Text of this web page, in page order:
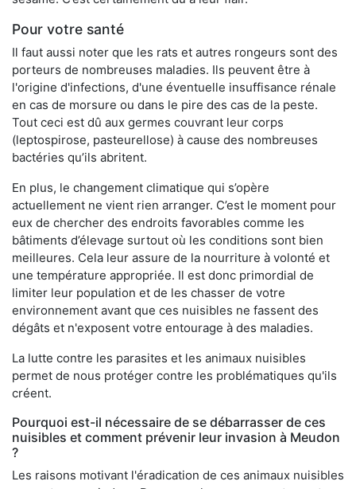
Pour votre santé
Il faut aussi noter que les rats et autres rongeurs sont des
porteurs de nombreuses maladies. Ils peuvent être à
l'origine d'infections, d'une éventuelle insuffisance rénale
en cas de morsure ou dans le pire des cas de la peste.
Tout ceci est dû aux germes couvrant leur corps
(leptospirose, pasteurellose) à cause des nombreuses
bactéries qu’ils abritent.
En plus, le changement climatique qui s’opère
actuellement ne vient rien arranger. C’est le moment pour
eux de chercher des endroits favorables comme les
bâtiments d’élevage surtout où les conditions sont bien
meilleures. Cela leur assure de la nourriture à volonté et
une température appropriée. Il est donc primordial de
limiter leur population et de les chasser de votre
environnement avant que ces nuisibles ne fassent des
dégâts et n'exposent votre entourage à des maladies.
La lutte contre les parasites et les animaux nuisibles
permet de nous protéger contre les problématiques qu'ils
créent.
Pourquoi est-il nécessaire de se débarrasser de ces
nuisibles et comment prévenir leur invasion à Meudon
?
Les raisons motivant l'éradication de ces animaux nuisibles